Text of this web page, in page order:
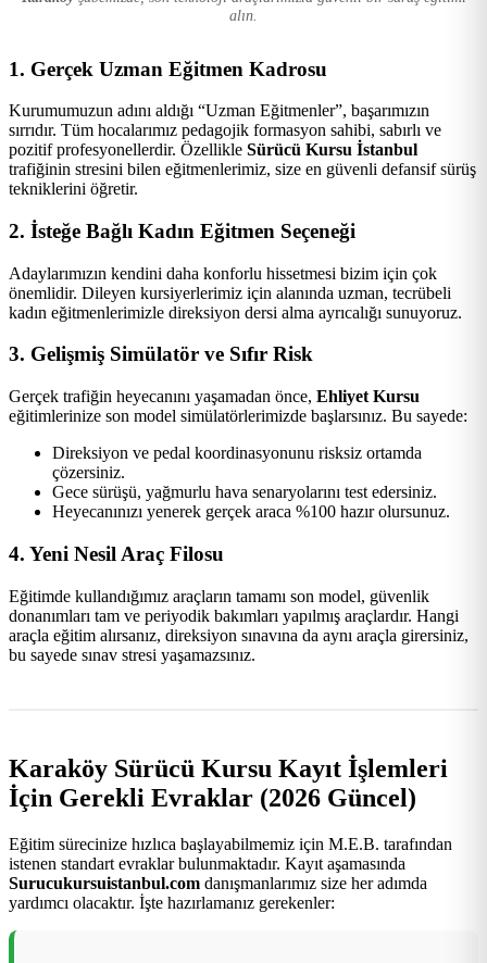
alın.
1. Gerçek Uzman Eğitmen Kadrosu
Kurumumuzun adını aldığı “Uzman Eğitmenler”, başarımızın
sırrıdır. Tüm hocalarımız pedagojik formasyon sahibi, sabırlı ve
pozitif profesyonellerdir. Özellikle Sürücü Kursu İstanbul
trafiğinin stresini bilen eğitmenlerimiz, size en güvenli defansif sürüş
tekniklerini öğretir.
2. İsteğe Bağlı Kadın Eğitmen Seçeneği
Adaylarımızın kendini daha konforlu hissetmesi bizim için çok
önemlidir. Dileyen kursiyerlerimiz için alanında uzman, tecrübeli
kadın eğitmenlerimizle direksiyon dersi alma ayrıcalığı sunuyoruz.
3. Gelişmiş Simülatör ve Sıfır Risk
Gerçek trafiğin heyecanını yaşamadan önce, Ehliyet Kursu
eğitimlerinize son model simülatörlerimizde başlarsınız. Bu sayede:
Direksiyon ve pedal koordinasyonunu risksiz ortamda
çözersiniz.
Gece sürüşü, yağmurlu hava senaryolarını test edersiniz.
Heyecanınızı yenerek gerçek araca %100 hazır olursunuz.
4. Yeni Nesil Araç Filosu
Eğitimde kullandığımız araçların tamamı son model, güvenlik
donanımları tam ve periyodik bakımları yapılmış araçlardır. Hangi
araçla eğitim alırsanız, direksiyon sınavına da aynı araçla girersiniz,
bu sayede sınav stresi yaşamazsınız.
Karaköy Sürücü Kursu Kayıt İşlemleri
İçin Gerekli Evraklar (2026 Güncel)
Eğitim sürecinize hızlıca başlayabilmemiz için M.E.B. tarafından
istenen standart evraklar bulunmaktadır. Kayıt aşamasında
Surucukursuistanbul.com danışmanlarımız size her adımda
yardımcı olacaktır. İşte hazırlamanız gerekenler: